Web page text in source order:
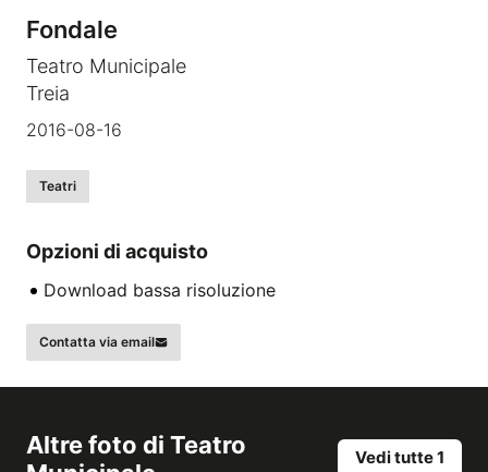
Fondale
Teatro Municipale
Treia
2016-08-16
Teatri
Opzioni di acquisto
Download bassa risoluzione
Contatta via email
Altre foto di Teatro
Vedi tutte 1